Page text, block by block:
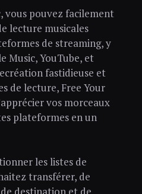
vous pouvez facilement
lecture musicales
de streaming, y
Music, YouTube, et
fastidieuse et
de lecture, Free Your
vos morceaux
plateformes en un
les listes de
transférer, de
destination et de